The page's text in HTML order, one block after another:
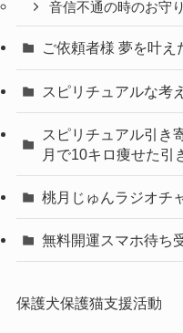
音信不通の時のお守り
ご依頼者様 夢を叶え
スピリチュアルな考
スピリチュアル引
月で10キロ痩せた引
桃月じゅんラジオチ
無料開運スマホ待ち
保護犬保護猫支援活動